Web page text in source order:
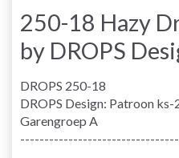
250-18 Hazy
by DROPS
DROPS 250-18
DROPS Design: Patroon ks-
Garengroep A